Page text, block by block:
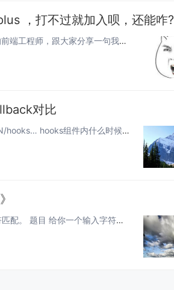
，打不过就加入呗，还能咋?
大家好，我是苏先生，一名热爱钻研、乐于分享的前端工程师，跟大家分享一句我很喜欢的话：人活着，其实就是一种心态，你若觉得快乐，幸福便无处不在 github与好文 TypeScript知识点和99个类型体操-专栏-每周更新 vue...
对比
useMemoizedFn文档地址：ahooks.js.org/zh-CN/hooks… hooks组件内什么时候会更新自定义函数 在 React 中，自定义的 Hooks 内部的函数在以下常见的几种情况下会被重新赋值，导致更新引用：...
今天我们看一道 leetcode hard 难度题目：通配符匹配。 题目 给你一个输入字符串 (s) 和一个字符模式 (p) ，请你实现一个支持 '?' 和 '*' 匹配规则的通配符匹配： '?' 可以匹配任何单个字符。 '*' 可...